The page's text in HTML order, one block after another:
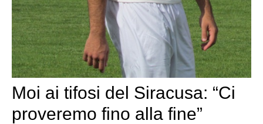
Moi ai tifosi del Siracusa: “Ci
proveremo fino alla fine”